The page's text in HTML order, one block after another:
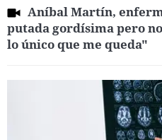
Aníbal Martín,
putada gordísima pero
lo único que me queda"